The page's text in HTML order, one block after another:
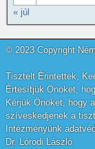
« júl
© 2023 Copyright
Tisztelt Érintettek,
Értesítjük Önöket,
Kérjük Önöket, hogy
szíveskedjenek a
Intézményünk
Dr. Lórodi László